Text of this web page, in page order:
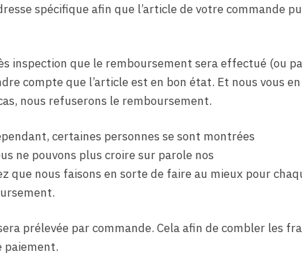
spécifique afin que l’article de votre commande
inspection que le remboursement sera effectué (ou
compte que l’article est en bon état. Et nous vous en
nous refuserons le remboursement.
certaines personnes se sont montrées
ne pouvons plus croire sur parole nos
que nous faisons en sorte de faire au mieux pour
prélevée par commande. Cela afin de combler les
paiement.